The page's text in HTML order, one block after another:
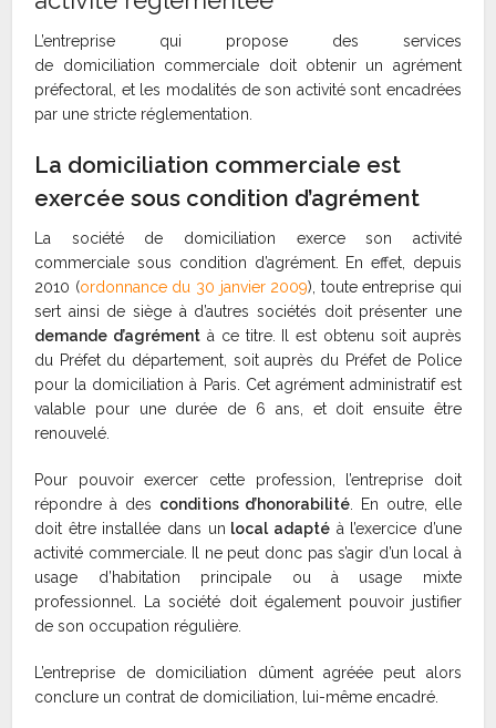
L’entreprise qui propose des services
de domiciliation commerciale doit obtenir un agrément
préfectoral, et les modalités de son activité sont encadrées
par une stricte réglementation.
La domiciliation commerciale est
exercée sous condition d’agrément
La société de domiciliation exerce son activité
commerciale sous condition d’agrément. En effet, depuis
2010 (ordonnance du 30 janvier 2009), toute entreprise qui
sert ainsi de siège à d’autres sociétés doit présenter une
demande d’agrément à ce titre. Il est obtenu soit auprès
du Préfet du département, soit auprès du Préfet de Police
pour la domiciliation à Paris. Cet agrément administratif est
valable pour une durée de 6 ans, et doit ensuite être
renouvelé.
Pour pouvoir exercer cette profession, l’entreprise doit
répondre à des conditions d’honorabilité. En outre, elle
doit être installée dans un local adaptéà l’exercice d’une
activité commerciale. Il ne peut donc pas s’agir d’un local à
usage d’habitation principale ou à usage mixte
professionnel. La société doit également pouvoir justifier
de son occupation régulière.
L’entreprise de domiciliation dûment agréée peut alors
conclure un contrat de domiciliation, lui-même encadré.